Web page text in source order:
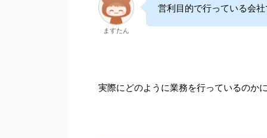
ますたん
営利目的で行っている会
実際にどのように業務を行っているのか